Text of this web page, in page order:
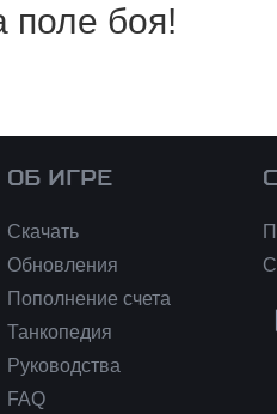
поле боя!
ОБ ИГРЕ
Скачать
Обновления
Пополнение счета
Танкопедия
Руководства
FAQ